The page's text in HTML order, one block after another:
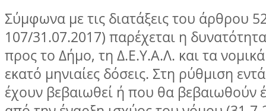
Σύμφωνα με τις διατάξεις του άρθρου
107/31.07.2017) παρέχεται η
προς το Δήμο, τη Δ.Ε.Υ.Α.Λ. και τα
εκατό μηνιαίες δόσεις. Στη ρύθμιση
έχουν βεβαιωθεί ή που θα βεβαιωθούν